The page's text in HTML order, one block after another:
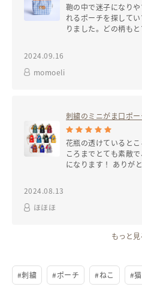
鞄の中で迷子になり
れるポーチを探して
りました。どの柄も
が、トラ猫を飼って
2024.09.16
momoeli
刺繍のミニがま口ポー
花瓶の透けていると
ころまでとても素敵
になります！ ありが
2024.08.13
ほほほ
もっと見
#刺繍 #ポーチ #ねこ #猫